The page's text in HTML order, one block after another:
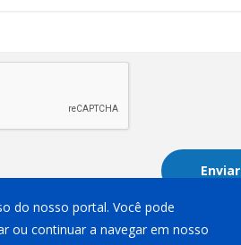
do nosso portal. Você pode
ou continuar a navegar em nosso
Enviar